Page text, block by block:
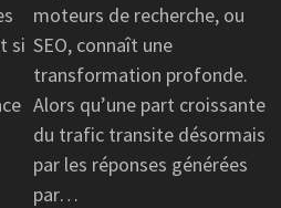
si
moteurs de recherche, ou
SEO, connaît une
transformation profonde.
Alors qu’une part croissante
du trafic transite désormais
par les réponses générées
par…